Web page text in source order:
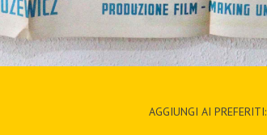
AGGIUNGI AI PREFERITI: